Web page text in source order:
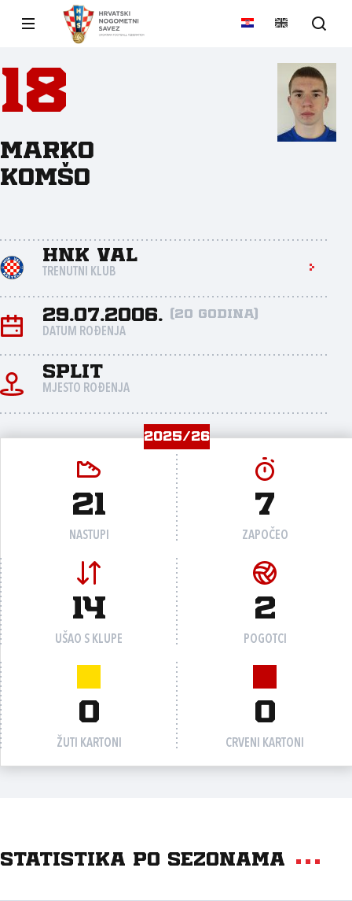
18
Marko
Komšo
HNK Val
TRENUTNI KLUB
29.07.2006. (20 godina)
DATUM ROĐENJA
Split
MJESTO ROĐENJA
2025/26
21
NASTUPI
7
ZAPOČEO
14
UŠAO S KLUPE
2
POGOTCI
0
ŽUTI KARTONI
0
CRVENI KARTONI
Statistika po sezonama